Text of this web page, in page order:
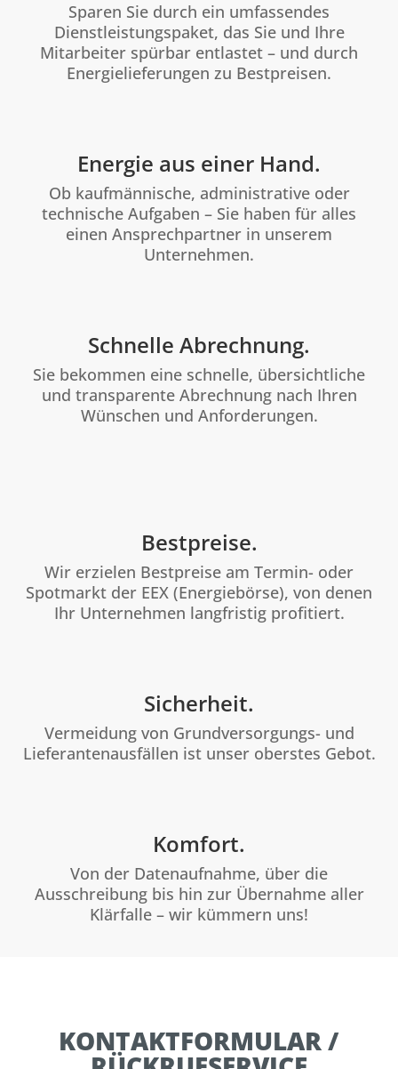
Sparen Sie durch ein umfassendes
Dienstleistungspaket, das Sie und Ihre
Mitarbeiter spürbar entlastet – und durch
Energielieferungen zu Bestpreisen.
Energie aus einer Hand.
Ob kaufmännische, administrative oder
technische Aufgaben – Sie haben für alles
einen Ansprechpartner in unserem
Unternehmen.
Schnelle Abrechnung.
Sie bekommen eine schnelle, übersichtliche
und transparente Abrechnung nach Ihren
Wünschen und Anforderungen.
Bestpreise.
Wir erzielen Bestpreise am Termin- oder
Spotmarkt der EEX (Energiebörse), von denen
Ihr Unternehmen langfristig profitiert.
Sicherheit.
Vermeidung von Grundversorgungs- und
Lieferantenausfällen ist unser oberstes Gebot.
Komfort.
Von der Datenaufnahme, über die
Ausschreibung bis hin zur Übernahme aller
Klärfalle – wir kümmern uns!
KONTAKTFORMULAR /